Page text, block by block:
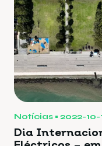
Notícias 2022-10-
Dia